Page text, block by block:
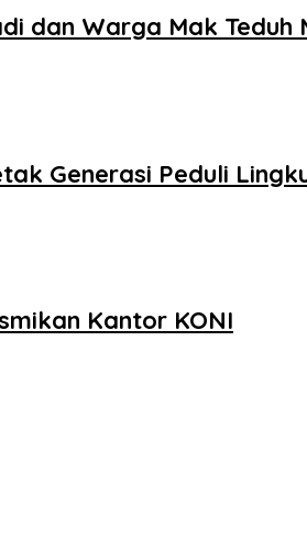
dan Warga Mak Teduh
Generasi Peduli
Kantor KONI